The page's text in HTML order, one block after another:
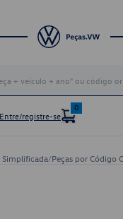
Entre/registre-se
0
Simplificada/Peças por Código